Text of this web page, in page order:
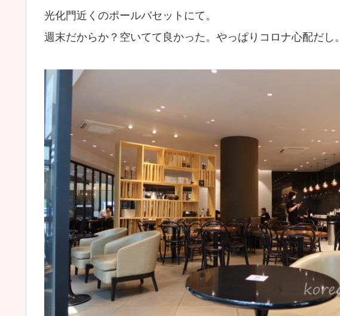
光化門近くのポールバセットにて。
週末だからか？空いてて良かった。やっぱりコロナ心配だし。